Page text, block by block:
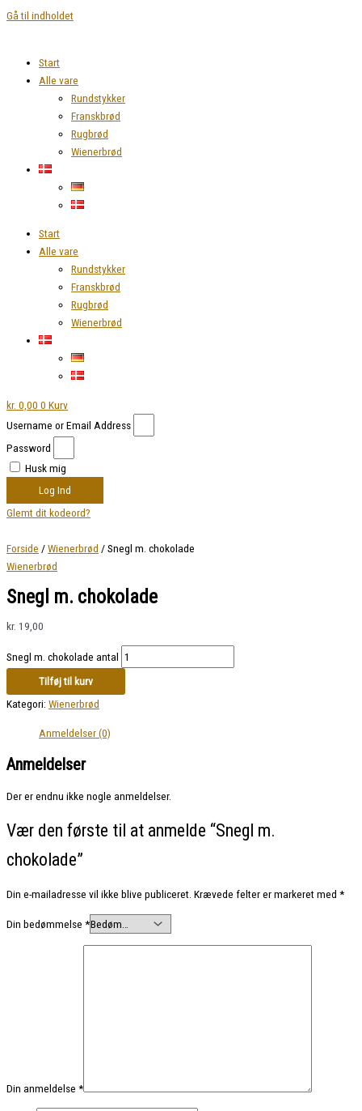
Gå til indholdet
Start
Alle vare
Rundstykker
Franskbrød
Rugbrød
Wienerbrød
Start
Alle vare
Rundstykker
Franskbrød
Rugbrød
Wienerbrød
kr. 0,00 0 Kurv
Username or Email Address
Password
Husk mig
Log Ind
Glemt dit kodeord?
Forside /Wienerbrød / Snegl m. chokolade
Wienerbrød
Snegl m. chokolade
kr. 19,00
Snegl m. chokolade antal
Tilføj til kurv
Kategori: Wienerbrød
Anmeldelser (0)
Anmeldelser
Der er endnu ikke nogle anmeldelser.
Vær den første til at anmelde “Snegl m.
chokolade”
Din e-mailadresse vil ikke blive publiceret. Krævede felter er markeret med *
Din bedømmelse *
Din anmeldelse *